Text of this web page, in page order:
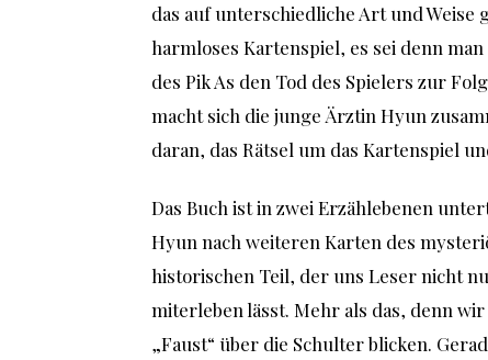
das auf unterschiedliche Art und
harmloses Kartenspiel, es sei denn
des Pik As den Tod des Spielers zur
macht sich die junge Ärztin Hyun
daran, das Rätsel um das Kartenspiel
Das Buch ist in zwei Erzählebenen
Hyun nach weiteren Karten des
historischen Teil, der uns Leser nicht
miterleben lässt. Mehr als das, denn
„Faust“ über die Schulter blicken.